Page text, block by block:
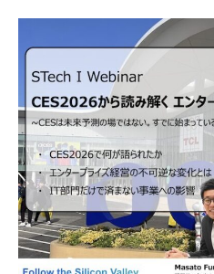
キーワードで探す
STech I USAについて
ニュースレター登録
お問い合わせ